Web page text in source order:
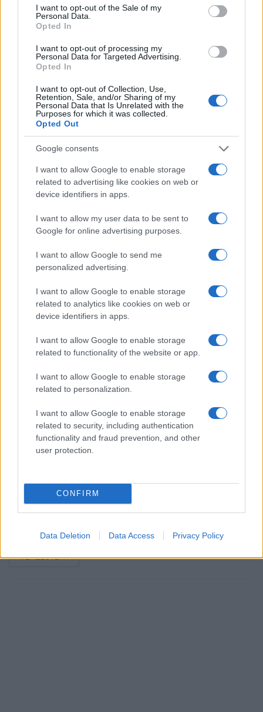
consent section.
I want to opt-out of the Sale of my
Personal Data.
Opted In
I want to opt-out of processing my
Personal Data for Targeted Advertising.
Opted In
I want to opt-out of Collection, Use,
Retention, Sale, and/or Sharing of my
Personal Data that Is Unrelated with the
Purposes for which it was collected.
Opted Out
Google consents
I want to allow Google to enable storage
related to advertising like cookies on web or
device identifiers in apps.
I want to allow my user data to be sent to
Google for online advertising purposes.
I want to allow Google to send me
personalized advertising.
I want to allow Google to enable storage
related to analytics like cookies on web or
device identifiers in apps.
I want to allow Google to enable storage
related to functionality of the website or app.
I want to allow Google to enable storage
related to personalization.
I want to allow Google to enable storage
related to security, including authentication
functionality and fraud prevention, and other
user protection.
CONFIRM
Data Deletion Data Access Privacy Policy
Ο Άδωνις Γεωργιάδης έκανε repost τον
Πτολεμαϊδιώτη Μπάμπη Διαμαντίδη στο X:
E-PTOLEMEOS TEAM 7 ΑΥΓΟΎΣΤΟΥ 2026, 6:59 ΜΜ
ΠΕΡΙΣΣΌΤΕΡΑDETAILS